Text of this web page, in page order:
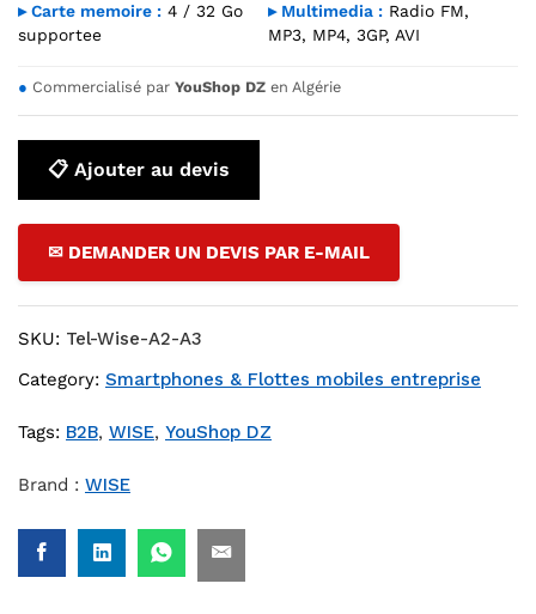
▸ Carte memoire : 4 / 32 Go
supportee
▸ Multimedia : Radio FM,
MP3, MP4, 3GP, AVI
● Commercialisé par YouShop DZ en Algérie
📋 Ajouter au devis
✉ DEMANDER UN DEVIS PAR E-MAIL
SKU: Tel-Wise-A2-A3
Category: Smartphones & Flottes mobiles entreprise
Tags: B2B, WISE, YouShop DZ
Brand : WISE